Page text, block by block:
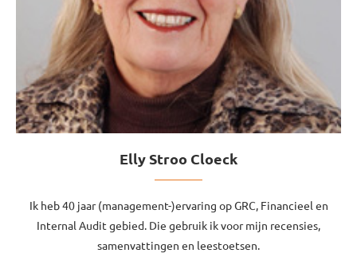
Elly Stroo Cloeck
Ik heb 40 jaar (management-)ervaring op GRC, Financieel en
Internal Audit gebied. Die gebruik ik voor mijn recensies,
samenvattingen en leestoetsen.